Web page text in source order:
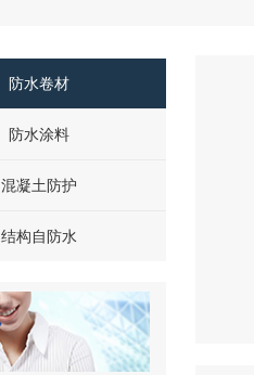
防水卷材
防水涂料
混凝土防护
结构自防水